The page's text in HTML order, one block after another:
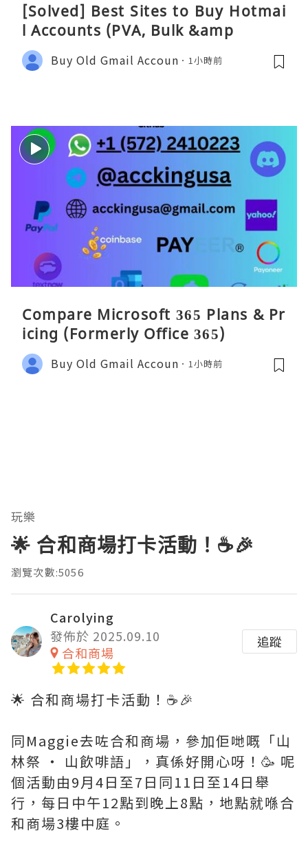
[Solved] Best Sites to Buy Hotmai
l Accounts (PVA, Bulk &amp
Buy Old Gmail Accoun 1小時前
Compare Microsoft 365 Plans & Pr
icing (Formerly Office 365)
Buy Old Gmail Accoun 1小時前
玩樂
🌟 合和商場打卡活動！☕️🎉
瀏覽次數:5056
Carolying
發佈於 2025.09.10
合和商場
追蹤
🌟 合和商場打卡活動！☕️🎉
同Maggie去咗合和商場，參加佢哋嘅「山
林祭 ‧ 山飲啡語」，真係好開心呀！🥳 呢
個活動由9月4日至7日同11日至14日舉
行，每日中午12點到晚上8點，地點就喺合
和商場3樓中庭。